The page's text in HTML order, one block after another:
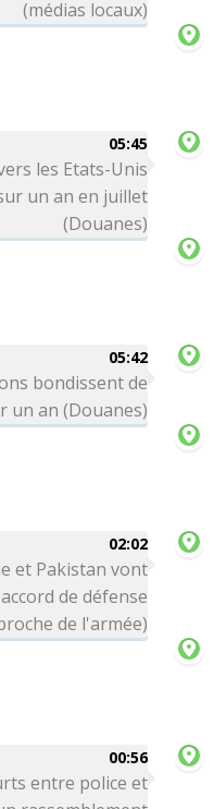
(médias locaux)
05:45
les Etats-Unis
un an en juillet
(Douanes)
05:42
bondissent de
un an (Douanes)
02:02
et Pakistan vont
de défense
de l'armée)
00:56
entre police et